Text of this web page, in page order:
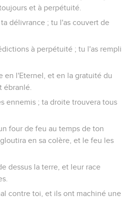
et à perpétuité.
délivrance ; tu l'as couvert de
à perpétuité ; tu l'as rempli
en l'Eternel, et en la gratuité du
ébranlé.
ennemis ; ta droite trouvera tous
four de feu au temps de ton
en sa colère, et le feu les
dessus la terre, et leur race
contre toi, et ils ont machiné une